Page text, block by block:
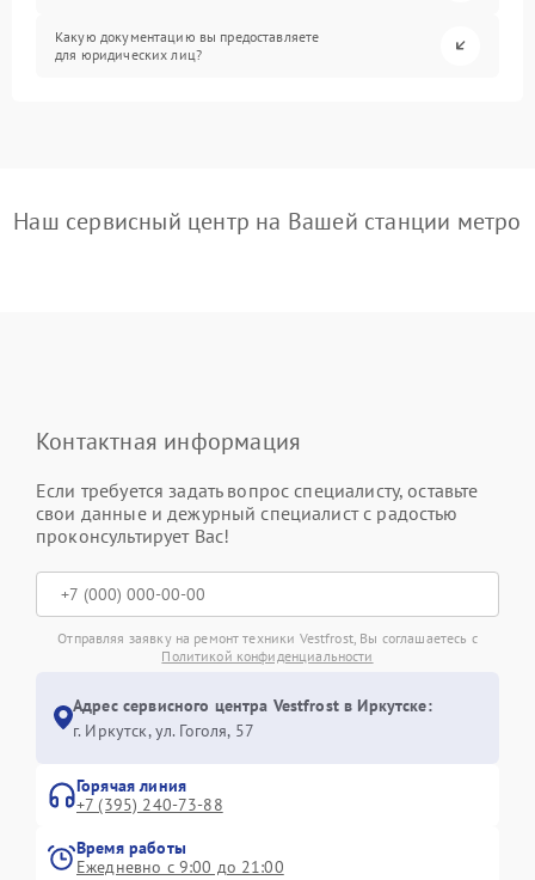
Какую документацию вы предоставляете
для юридических лиц?
Наш сервисный центр на Вашей станции метро
Контактная информация
Если требуется задать вопрос специалисту, оставьте
свои данные и дежурный специалист с радостью
проконсультирует Вас!
Отправляя заявку на ремонт техники Vestfrost, Вы соглашаетесь с
Политикой конфиденциальности
Адрес сервисного центра Vestfrost в Иркутске:
г. Иркутск, ул. ​Гоголя, 57
Горячая линия
+7 (395) 240-73-88
Время работы
Ежедневно с 9:00 до 21:00